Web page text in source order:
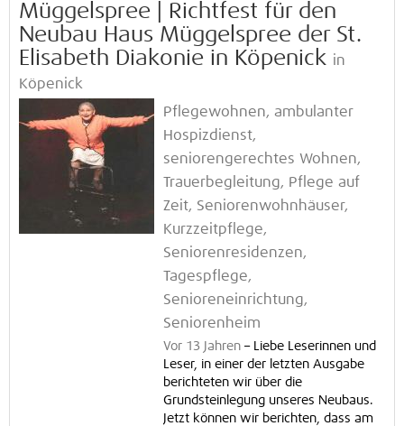
Müggelspree | Richtfest für den
Neubau Haus Müggelspree der St.
Elisabeth Diakonie in Köpenick in
Köpenick
Pflegewohnen, ambulanter
Hospizdienst,
seniorengerechtes Wohnen,
Trauerbegleitung, Pflege auf
Zeit, Seniorenwohnhäuser,
Kurzzeitpflege,
Seniorenresidenzen,
Tagespflege,
Senioreneinrichtung,
Seniorenheim
Vor 13 Jahren – Liebe Leserinnen und
Leser, in einer der letzten Ausgabe
berichteten wir über die
Grundsteinlegung unseres Neubaus.
Jetzt können wir berichten, dass am